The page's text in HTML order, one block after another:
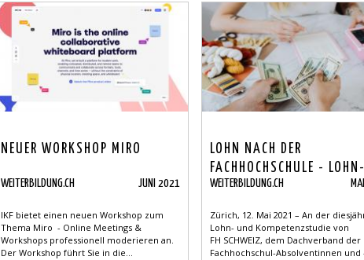
NEUER WORKSHOP MIRO
WEITERBILDUNG.CH JUNI 2021
IKF bietet einen neuen Workshop zum
Thema Miro - Online Meetings &
Workshops professionell moderieren an.
Der Workshop führt Sie in die...
LOHN NACH DER
FACHHOCHSCHULE - LOHN-
UND KOMPETENZSTUDIE
WEITERBILDUNG.CH
Zürich, 12. Mai 2021 – An der
Lohn- und Kompetenzstudie von
FH SCHWEIZ, dem Dachverband der
Fachhochschul-Absolventinnen und